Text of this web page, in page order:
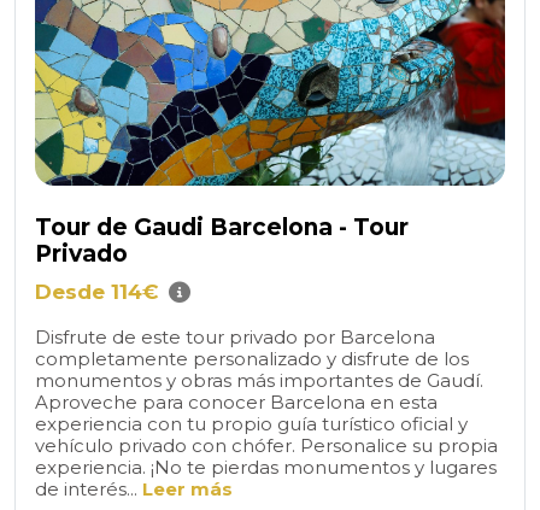
Tour de Gaudi Barcelona - Tour
Privado
Desde 114€
Disfrute de este tour privado por Barcelona
completamente personalizado y disfrute de los
monumentos y obras más importantes de Gaudí.
Aproveche para conocer Barcelona en esta
experiencia con tu propio guía turístico oficial y
vehículo privado con chófer. Personalice su propia
experiencia. ¡No te pierdas monumentos y lugares
de interés... Leer más